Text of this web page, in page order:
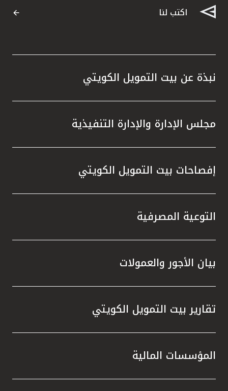
اكتب لنا
نبذة عن بيت التمويل الكويتي
مجلس الإدارة والإدارة التنفيذية
إفصاحات بيت التمويل الكويتي
التوعية المصرفية
بيان الأجور والعمولات
تقارير بيت التمويل الكويتي
المؤسسات المالية